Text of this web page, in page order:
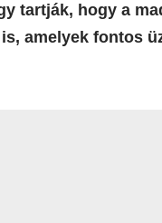
tartják, hogy a
amelyek fontos